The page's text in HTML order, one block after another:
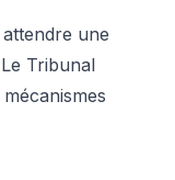
une
Tribunal